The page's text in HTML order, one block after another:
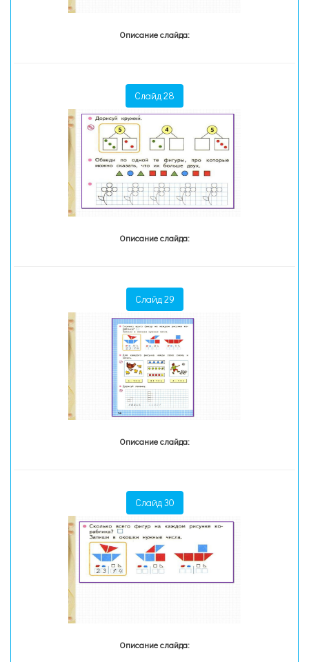
Описание слайда:
Слайд 28
Описание слайда:
Слайд 29
Описание слайда:
Слайд 30
Описание слайда: